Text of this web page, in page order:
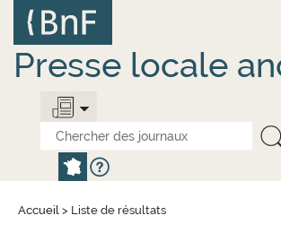
contenu
principal
Presse locale
Accueil > Liste de résultats
Panneau de gestion des cookies